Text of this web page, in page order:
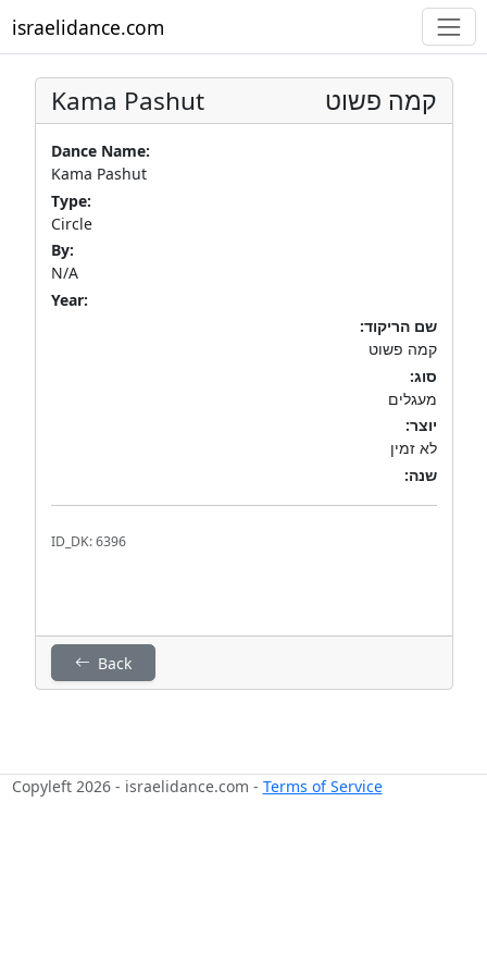
israelidance.com
Kama Pashut קמה פשוט
Dance Name:
Kama Pashut
Type:
Circle
By:
N/A
Year:
שם הריקוד:
קמה פשוט
סוג:
מעגלים
יוצר:
לא זמין
שנה:
ID_DK: 6396
Back
Copyleft 2026 - israelidance.com - Terms of Service